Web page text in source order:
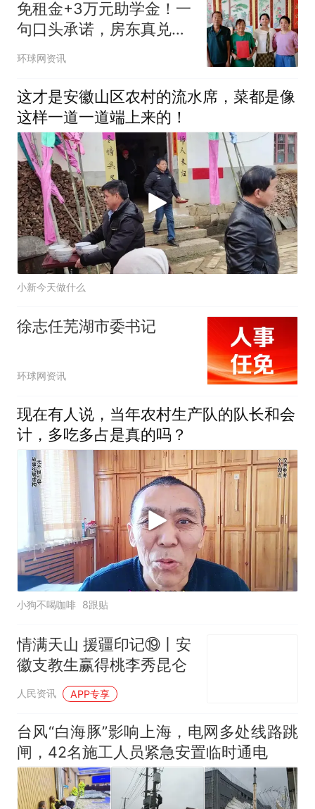
免租金+3万元助学金！一
句口头承诺，房东真兑现
了
环球网资讯
这才是安徽山区农村的流水席，菜都是像
这样一道一道端上来的！
小新今天做什么
徐志任芜湖市委书记
环球网资讯
现在有人说，当年农村生产队的队长和会
计，多吃多占是真的吗？
小狗不喝咖啡 8跟贴
情满天山 援疆印记⑲丨安
徽支教生赢得桃李秀昆仑
人民资讯 APP专享
台风“白海豚”影响上海，电网多处线路跳
闸，42名施工人员紧急安置临时通电